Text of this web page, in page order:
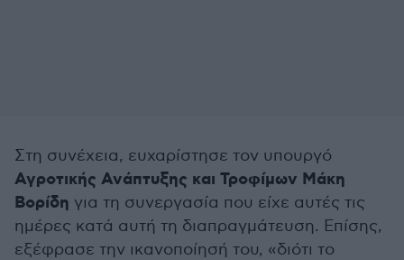
Στη συνέχεια, ευχαρίστησε τον υπουργό
Αγροτικής Ανάπτυξης και Τροφίμων Μάκη
Βορίδη για τη συνεργασία που είχε αυτές τις
ημέρες κατά αυτή τη διαπραγμάτευση. Επίσης,
εξέφρασε την ικανοποίησή του, «διότι το